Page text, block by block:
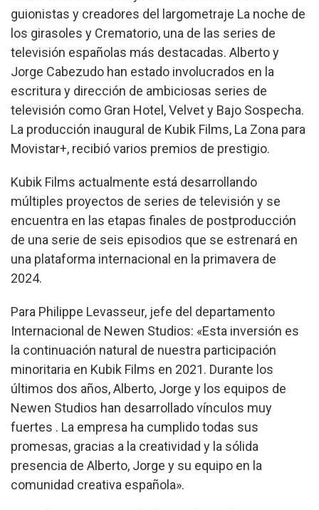
guionistas y creadores del largometraje La noche de
los girasoles y Crematorio, una de las series de
televisión españolas más destacadas. Alberto y
Jorge Cabezudo han estado involucrados en la
escritura y dirección de ambiciosas series de
televisión como Gran Hotel, Velvet y Bajo Sospecha.
La producción inaugural de Kubik Films, La Zona para
Movistar+, recibió varios premios de prestigio.
Kubik Films actualmente está desarrollando
múltiples proyectos de series de televisión y se
encuentra en las etapas finales de postproducción
de una serie de seis episodios que se estrenará en
una plataforma internacional en la primavera de
2024.
Para Philippe Levasseur, jefe del departamento
Internacional de Newen Studios: «Esta inversión es
la continuación natural de nuestra participación
minoritaria en Kubik Films en 2021. Durante los
últimos dos años, Alberto, Jorge y los equipos de
Newen Studios han desarrollado vínculos muy
fuertes . La empresa ha cumplido todas sus
promesas, gracias a la creatividad y la sólida
presencia de Alberto, Jorge y su equipo en la
comunidad creativa española».